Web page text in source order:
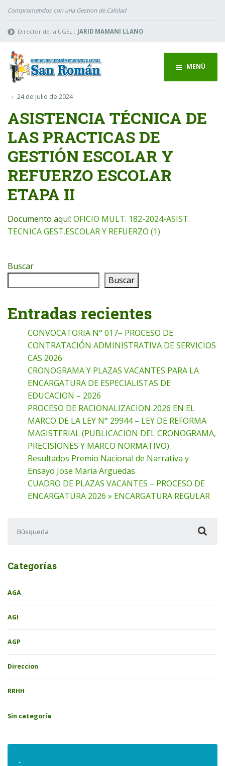
Comprometidos con una Gestion de Calidad
Director de la UGEL : JARID MAMANI LLANO
MENÚ
24 de julio de 2024
ASISTENCIA TÉCNICA DE
LAS PRACTICAS DE
GESTIÓN ESCOLAR Y
REFUERZO ESCOLAR
ETAPA II
Documento aquí: OFICIO MULT. 182-2024-ASIST.
TECNICA GEST.ESCOLAR Y REFUERZO (1)
Buscar
Buscar
Entradas recientes
CONVOCATORIA N° 017– PROCESO DE
CONTRATACIÓN ADMINISTRATIVA DE SERVICIOS
CAS 2026
CRONOGRAMA Y PLAZAS VACANTES PARA LA
ENCARGATURA DE ESPECIALISTAS DE
EDUCACION – 2026
PROCESO DE RACIONALIZACION 2026 EN EL
MARCO DE LA LEY N° 29944 – LEY DE REFORMA
MAGISTERIAL (PUBLICACION DEL CRONOGRAMA,
PRECISIONES Y MARCO NORMATIVO)
Resultados Premio Nacional de Narrativa y
Ensayo Jose Maria Arguedas
CUADRO DE PLAZAS VACANTES – PROCESO DE
ENCARGATURA 2026 » ENCARGATURA REGULAR
Categorías
AGA
AGI
AGP
Direccion
RRHH
Sin categoría
.